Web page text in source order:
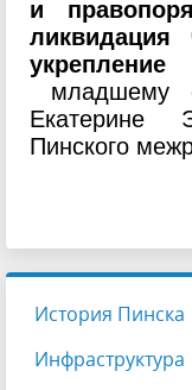
и
ликвидация
укрепление
младшему
Екатерине
Пинского
История Пинска
Инфраструктура